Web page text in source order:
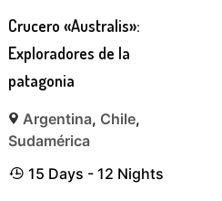
Crucero «Australis»:
Exploradores de la
patagonia
Argentina, Chile,
Sudamérica
15 Days - 12 Nights